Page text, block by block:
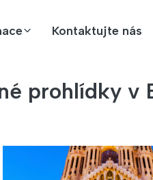
Kontaktujte nás
prohlídky v